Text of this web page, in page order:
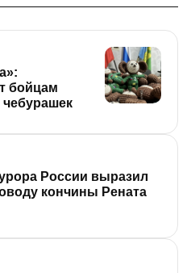
бойцам
России выразил
кончины Рената